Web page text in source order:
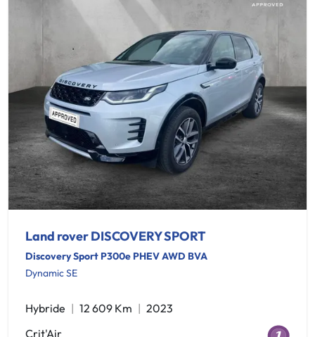
Land rover DISCOVERY SPORT
Discovery Sport P300e PHEV AWD BVA
Dynamic SE
Hybride 12 609 Km
2023
Crit'Air